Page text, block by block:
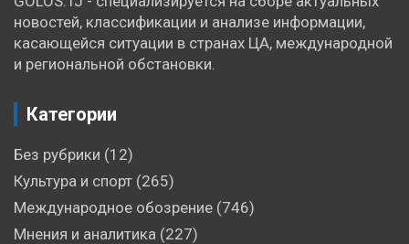
новостей, классификации и анализе информации,
касающейся ситуации в странах ЦА, международной
и региональной обстановки.
Категории
Без рубрики (12)
Культура и спорт (265)
Международное обозрение (746)
Мнения и аналитика (227)